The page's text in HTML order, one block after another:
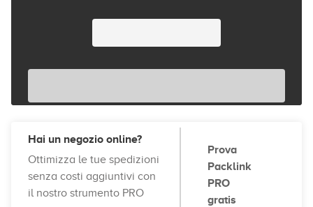
Hai un negozio online?
Ottimizza le tue spedizioni
senza costi aggiuntivi con
il nostro strumento PRO
Prova
Packlink
PRO
gratis